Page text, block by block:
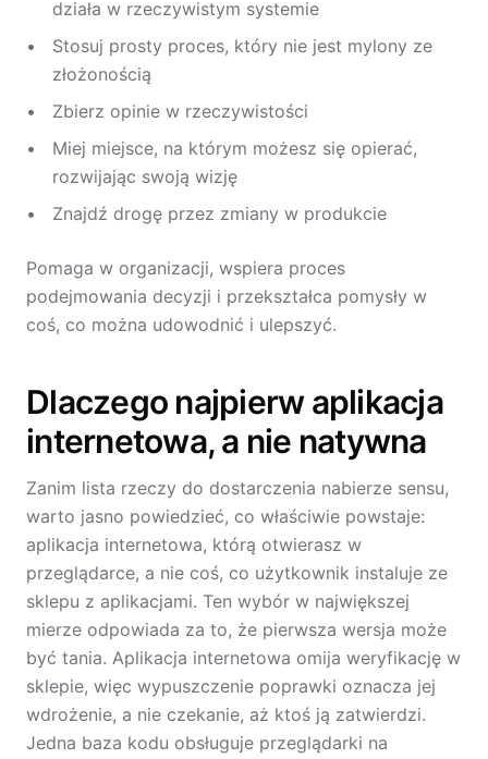
działa w rzeczywistym systemie
Stosuj prosty proces, który nie jest mylony ze
złożonością
Zbierz opinie w rzeczywistości
Miej miejsce, na którym możesz się opierać,
rozwijając swoją wizję
Znajdź drogę przez zmiany w produkcie
Pomaga w organizacji, wspiera proces
podejmowania decyzji i przekształca pomysły w
coś, co można udowodnić i ulepszyć.
Dlaczego najpierw aplikacja
internetowa, a nie natywna
Zanim lista rzeczy do dostarczenia nabierze sensu,
warto jasno powiedzieć, co właściwie powstaje:
aplikacja internetowa, którą otwierasz w
przeglądarce, a nie coś, co użytkownik instaluje ze
sklepu z aplikacjami. Ten wybór w największej
mierze odpowiada za to, że pierwsza wersja może
być tania. Aplikacja internetowa omija weryfikację w
sklepie, więc wypuszczenie poprawki oznacza jej
wdrożenie, a nie czekanie, aż ktoś ją zatwierdzi.
Jedna baza kodu obsługuje przeglądarki na